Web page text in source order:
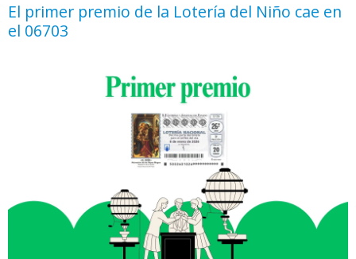
El primer premio de la Lotería del Niño cae en
el 06703